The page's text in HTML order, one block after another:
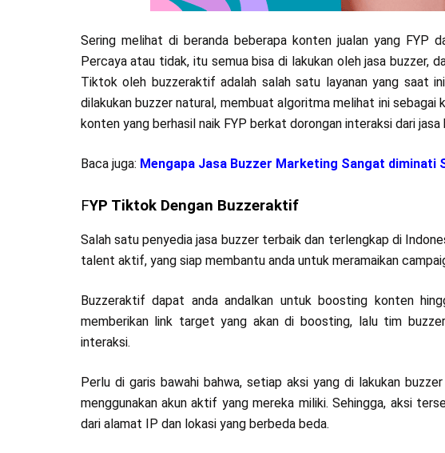
Sering melihat di beranda beberapa konten jualan yang FYP
Percaya atau tidak, itu semua bisa di lakukan oleh jasa buzzer,
Tiktok oleh buzzeraktif adalah salah satu layanan yang saat
dilakukan buzzer natural, membuat algoritma melihat ini
konten yang berhasil naik FYP berkat dorongan interaksi dari jasa
Baca juga: Mengapa Jasa Buzzer Marketing Sangat diminati
FYP Tiktok Dengan Buzzeraktif
Salah satu penyedia jasa buzzer terbaik dan terlengkap di
talent aktif, yang siap membantu anda untuk meramaikan
Buzzeraktif dapat anda andalkan untuk boosting konten
memberikan link target yang akan di boosting, lalu tim
interaksi.
Perlu di garis bawahi bahwa, setiap aksi yang di lakukan
menggunakan akun aktif yang mereka miliki. Sehingga, aksi
dari alamat IP dan lokasi yang berbeda beda.